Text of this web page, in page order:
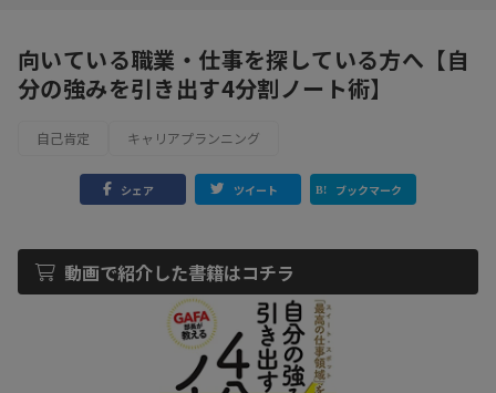
向いている職業・仕事を探している方へ【自
分の強みを引き出す4分割ノート術】
自己肯定 キャリアプランニング
シェア ツイート ブックマーク
動画で紹介した書籍はコチラ